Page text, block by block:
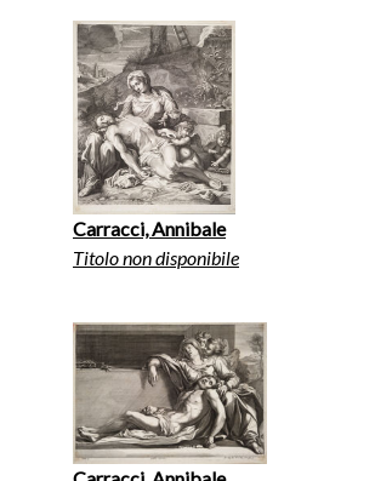
Carracci, Annibale
Titolo non disponibile